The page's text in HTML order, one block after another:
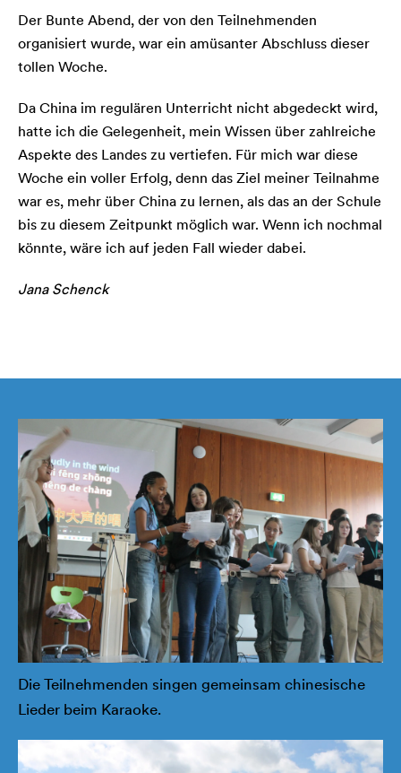
Der Bunte Abend, der von den Teilnehmenden
organisiert wurde, war ein amüsanter Abschluss dieser
tollen Woche.
Da China im regulären Unterricht nicht abgedeckt wird,
hatte ich die Gelegenheit, mein Wissen über zahlreiche
Aspekte des Landes zu vertiefen. Für mich war diese
Woche ein voller Erfolg, denn das Ziel meiner Teilnahme
war es, mehr über China zu lernen, als das an der Schule
bis zu diesem Zeitpunkt möglich war. Wenn ich nochmal
könnte, wäre ich auf jeden Fall wieder dabei.
Jana Schenck
Die Teilnehmenden singen gemeinsam chinesische
Lieder beim Karaoke.